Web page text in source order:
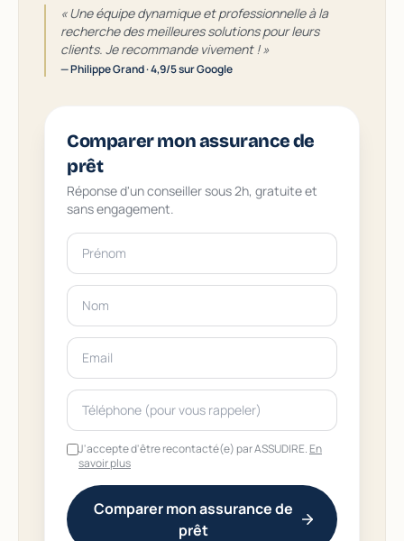
« Une équipe dynamique et professionnelle à la
recherche des meilleures solutions pour leurs
clients. Je recommande vivement ! »
— Philippe Grand · 4,9/5 sur Google
Comparer mon assurance de
prêt
Réponse d'un conseiller sous 2h, gratuite et
sans engagement.
J'accepte d'être recontacté(e) par ASSUDIRE. En
savoir plus
Comparer mon assurance de
prêt